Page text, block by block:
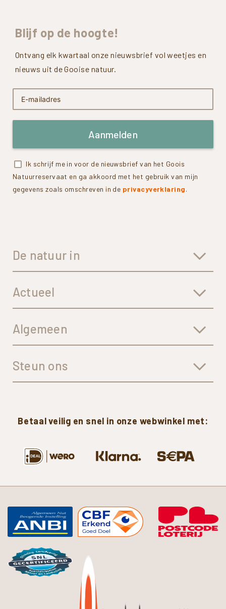
Blijf op de hoogte!
Ontvang elk kwartaal onze nieuwsbrief vol weetjes en
nieuws uit de Gooise natuur.
Aanmelden
Ik schrijf me in voor de nieuwsbrief van het Goois
Natuurreservaat en ga akkoord met het gebruik van mijn
gegevens zoals omschreven in de privacyverklaring.
De natuur in
Actueel
Algemeen
Steun ons
Betaal veilig en snel in onze webwinkel met: